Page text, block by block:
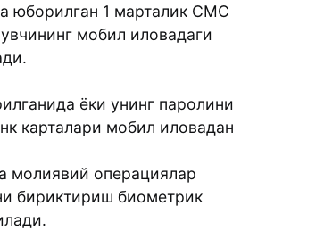
юборилган 1 марталик СМС
мобил иловадаги
ёки унинг паролини
карталари мобил иловадан
молиявий операциялар
бириктириш биометрик